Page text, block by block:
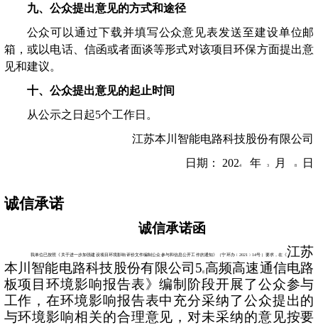
九、公众提出意见的方式和途径
公众可以通过下载并填写公众意见表发送至建设单位邮
箱，或以电话、信函或者面谈等形式对该项目环保方面提出意
见和建议。
十、公众提出意见的起止时间
从公示之日起5个工作日。
江苏本川智能电路科技股份有限公司
日期：
2024 年 3 月 8 日
诚信承诺
诚信承诺函
我单位已按照《关于进一步加强建设项目环境影响评价文件编制公众参与和信息公开工作的通知》（宁环办﹝ 2021 ﹞ 14号 ）要求，在《江苏
本川智能电路科技股份有限公司 5g高频高速通信电路
板项目环境影响报告表》编制阶段开展了公众参与
工作，在环境影响报告表中充分采纳了公众提出的
与环境影响相关的合理意见，对未采纳的意见按要